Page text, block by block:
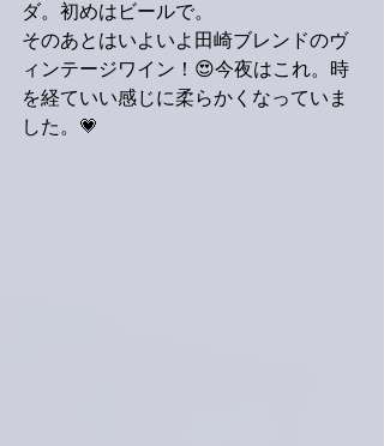
ダ。初めはビールで。
そのあとはいよいよ田崎ブレンドのヴ
ィンテージワイン！😍今夜はこれ。時
を経ていい感じに柔らかくなっていま
した。💗